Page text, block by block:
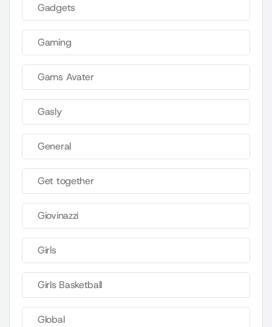
Gadgets
Gaming
Gams Avater
Gasly
General
Get together
Giovinazzi
Girls
Girls Basketball
Global